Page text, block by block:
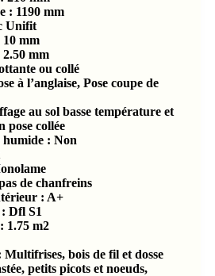
: 1190 mm
Unifit
10 mm
2.50 mm
ou collé
à l’anglaise, Pose coupe de
au sol basse température et
pose collée
humide : Non
de chanfreins
: A+
Dfl S1
1.75 m2
bois de fil et dosse
petits picots et noeuds,